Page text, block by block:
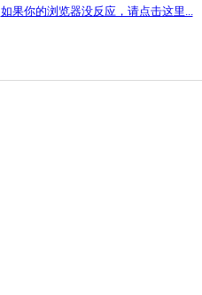
如果你的浏览器没反应，请点击这里...